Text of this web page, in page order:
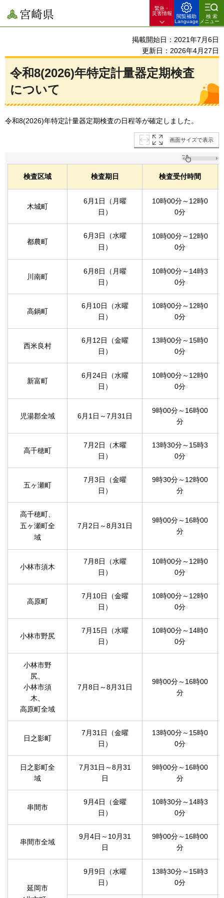
宮崎県
緊急・
災害情報
閲覧補助
Language
検索
メニュー
掲載開始日：2021年7月6日
更新日：2026年4月27日
令和8(2026)年特定計量器定期検査
について
令和8(2026)年特定計量器定期検査の日程等が確定しました。
画面サイズで表示
検査区域 検査期日 検査受付時間
木城町
6月1日（月曜
日）
10時00分～12時0
0分
都農町
6月3日（水曜
日）
10時00分～12時0
0分
川南町
6月8日（月曜
日）
10時00分～14時3
0分
高鍋町
6月10日（水曜
日）
10時00分～12時0
0分
西米良村
6月12日（金曜
日）
13時00分～15時0
0分
新富町
6月24日（水曜
日）
10時00分～12時0
0分
児湯郡全域 6月1日～7月31日
9時00分～16時00
分
高千穂町
7月2日（木曜
日）
13時30分～15時3
0分
五ヶ瀬町
7月3日（金曜
日）
9時30分～12時00
分
高千穂町、
五ヶ瀬町全
域
7月2日～8月31日
9時00分～16時00
分
小林市須木
7月8日（水曜
日）
10時00分～12時0
0分
高原町
7月10日（金曜
日）
10時00分～12時0
0分
小林市野尻
7月15日（水曜
日）
10時00分～14時0
0分
小林市野
尻、
小林市須
木、
高原町全域
7月8日～8月31日
9時00分～16時00
分
日之影町
7月31日（金曜
日）
13時00分～15時0
0分
日之影町全
域
7月31日～8月31
日
9時00分～16時00
分
串間市
9月4日（金曜
日）
10時30分～14時3
0分
串間市全域
9月4日～10月31
日
9時00分～16時00
分
延岡市
9月9日（水曜
日）
13時30分～15時3
0分